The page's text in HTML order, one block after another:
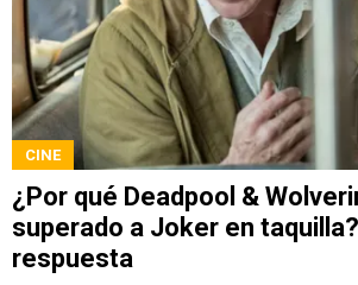
CINE
¿Por qué Deadpool &
superado a Joker en
respuesta